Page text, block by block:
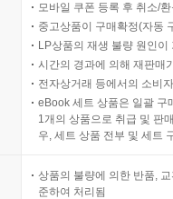
모바일 쿠폰 등록 후 취소/
중고상품이 구매확정(자동
LP상품의 재생 불량 원인
시간의 경과에 의해 재판매
전자상거래 등에서의 소비
eBook 세트 상품은 일괄 구
1개의 상품으로 취급 및 판
우, 세트 상품 전부 및 세트
상품의 불량에 의한 반품,
준하여 처리됨